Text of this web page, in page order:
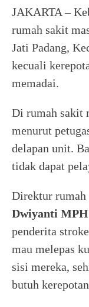
JAKARTA –
rumah sakit
Jati Padang,
kecuali
memadai.
Di rumah sakit
menurut
delapan unit.
tidak dapat
Direktur rumah
Dwiyanti MPH
penderita
mau melepas
sisi mereka,
butuh